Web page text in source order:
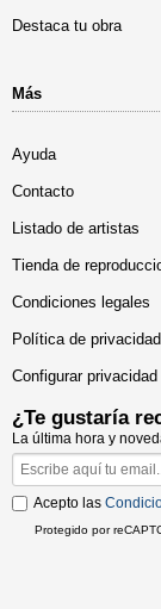
Destaca tu obra
Más
Ayuda
Contacto
Listado de artistas
Tienda de
Condiciones legales
Política de
Configurar
¿Te gustaría
La última hora y
Acepto las
Protegido por